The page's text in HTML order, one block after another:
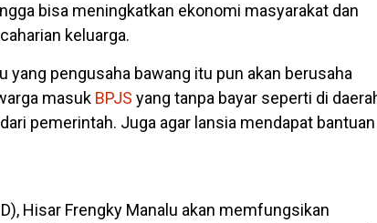
bisa meningkatkan ekonomi masyarakat dan
keluarga.
yang pengusaha bawang itu pun akan berusaha
masuk BPJS yang tanpa bayar seperti di
dari pemerintah. Juga agar lansia mendapat bantuan
Hisar Frengky Manalu akan memfungsikan